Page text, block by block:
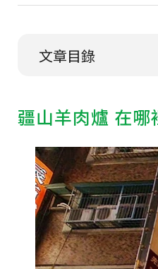
文章目錄
疆山羊肉爐 在哪